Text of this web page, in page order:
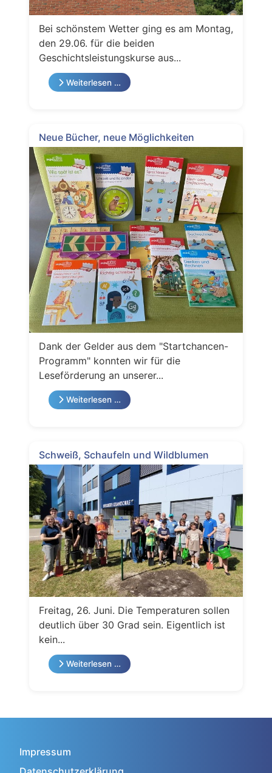
Bei schönstem Wetter ging es am Montag,
den 29.06. für die beiden
Geschichtsleistungskurse aus...
Weiterlesen …
Neue Bücher, neue Möglichkeiten
Dank der Gelder aus dem "Startchancen-
Programm" konnten wir für die
Leseförderung an unserer...
Weiterlesen …
Schweiß, Schaufeln und Wildblumen
Freitag, 26. Juni. Die Temperaturen sollen
deutlich über 30 Grad sein. Eigentlich ist
kein...
Weiterlesen …
Impressum